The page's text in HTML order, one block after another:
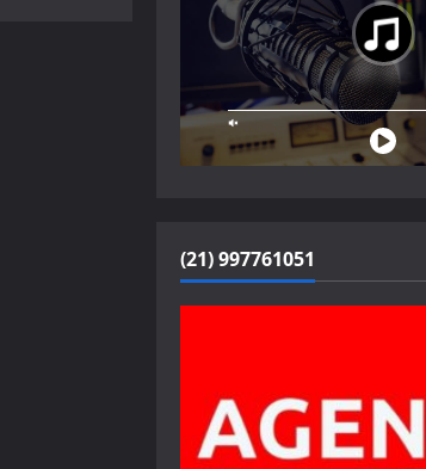
(21) 997761051